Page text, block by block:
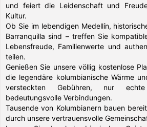
und feiert die Leidenschaft und
Kultur.
Ob Sie im lebendigen Medellín,
Barranquilla sind – treffen Sie
Lebensfreude, Familienwerte und
teilen.
Genießen Sie unsere völlig kostenlose
die legendäre kolumbianische Wärme
versteckten Gebühren, nur
bedeutungsvolle Verbindungen.
Tausende von Kolumbianern bauen
durch unsere vertrauensvolle